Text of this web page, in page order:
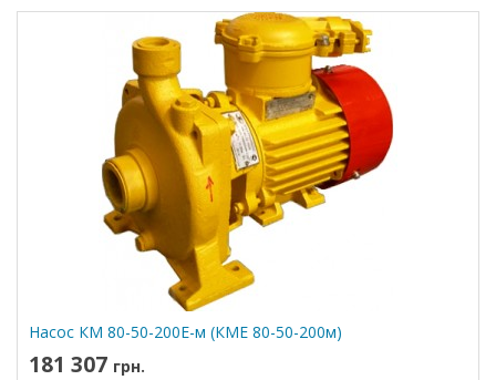
Насос КМ 80-50-200Е-м (КМЕ 80-50-200м)
181 307 грн.